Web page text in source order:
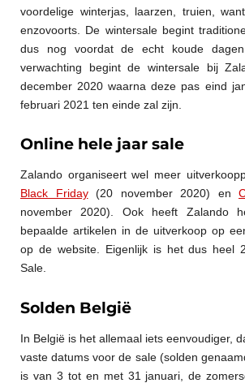
voordelige winterjas, laarzen, truien,
enzovoorts. De wintersale begint
dus nog voordat de echt koude
verwachting begint de wintersale bij
december 2020 waarna deze pas eind
februari 2021 ten einde zal zijn.
Online hele jaar sale
Zalando organiseert wel meer
Black Friday(20 november 2020) en
november 2020). Ook heeft Zalando
bepaalde artikelen in de uitverkoop op
op de website. Eigenlijk is het dus heel
Sale.
Solden België
In België is het allemaal iets eenvoudiger,
vaste datums voor de sale (solden
is van 3 tot en met 31 januari, de